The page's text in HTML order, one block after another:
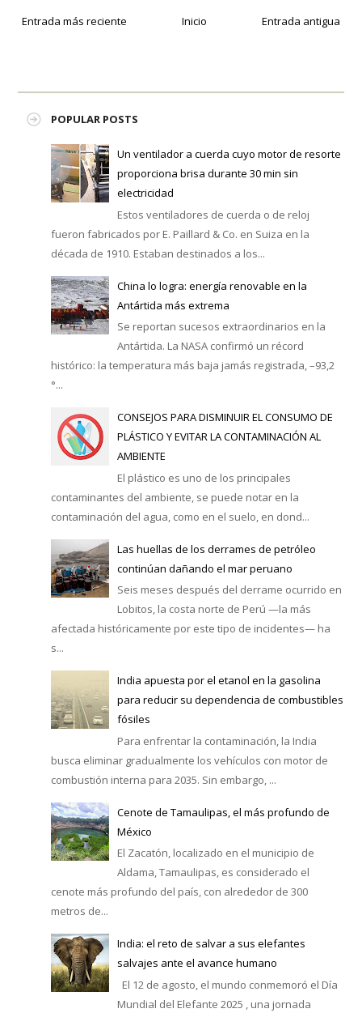
Entrada más reciente Entrada antigua
Inicio
POPULAR POSTS
Un ventilador a cuerda cuyo motor de resorte
proporciona brisa durante 30 min sin
electricidad
Estos ventiladores de cuerda o de reloj
fueron fabricados por E. Paillard & Co. en Suiza en la
década de 1910. Estaban destinados a los...
China lo logra: energía renovable en la
Antártida más extrema
Se reportan sucesos extraordinarios en la
Antártida. La NASA confirmó un récord
histórico: la temperatura más baja jamás registrada, –93,2
°...
CONSEJOS PARA DISMINUIR EL CONSUMO DE
PLÁSTICO Y EVITAR LA CONTAMINACIÓN AL
AMBIENTE
El plástico es uno de los principales
contaminantes del ambiente, se puede notar en la
contaminación del agua, como en el suelo, en dond...
Las huellas de los derrames de petróleo
continúan dañando el mar peruano
Seis meses después del derrame ocurrido en
Lobitos, la costa norte de Perú —la más
afectada históricamente por este tipo de incidentes— ha
s...
India apuesta por el etanol en la gasolina
para reducir su dependencia de combustibles
fósiles
Para enfrentar la contaminación, la India
busca eliminar gradualmente los vehículos con motor de
combustión interna para 2035. Sin embargo, ...
Cenote de Tamaulipas, el más profundo de
México
El Zacatón, localizado en el municipio de
Aldama, Tamaulipas, es considerado el
cenote más profundo del país, con alrededor de 300
metros de...
India: el reto de salvar a sus elefantes
salvajes ante el avance humano
El 12 de agosto, el mundo conmemoró el Día
Mundial del Elefante 2025 , una jornada